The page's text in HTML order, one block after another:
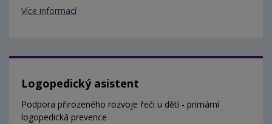
Více informací
Logopedický asistent
Podpora přirozeného rozvoje řeči u dětí - primární
logopedická prevence